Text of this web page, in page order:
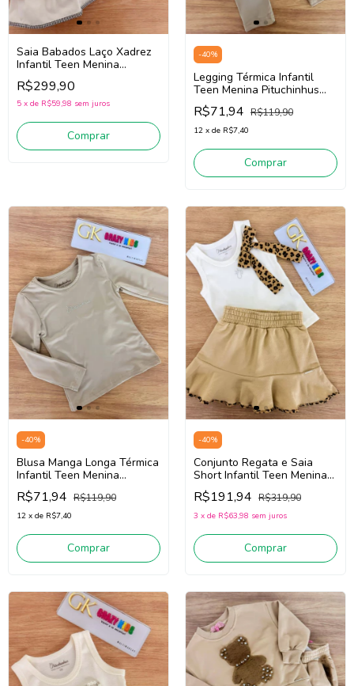
Saia Babados Laço Xadrez
Infantil Teen Menina
Pituchinhus 30715 (Off
White)
R$299,90
5 x de R$59,98 sem juros
Comprar
-40%
Legging Térmica Infantil
Teen Menina Pituchinhus
28632 (Bege Claro)
R$71,94 R$119,90
12 x de R$7,40
Comprar
-40%
Blusa Manga Longa Térmica
Infantil Teen Menina
Pituchinhus 28629 (Bege
Claro)
R$71,94 R$119,90
12 x de R$7,40
Comprar
-40%
Conjunto Regata e Saia
Short Infantil Teen Menina
Pituchinhus 30295 (Off
White/Bege)
R$191,94 R$319,90
3 x de R$63,98 sem juros
Comprar